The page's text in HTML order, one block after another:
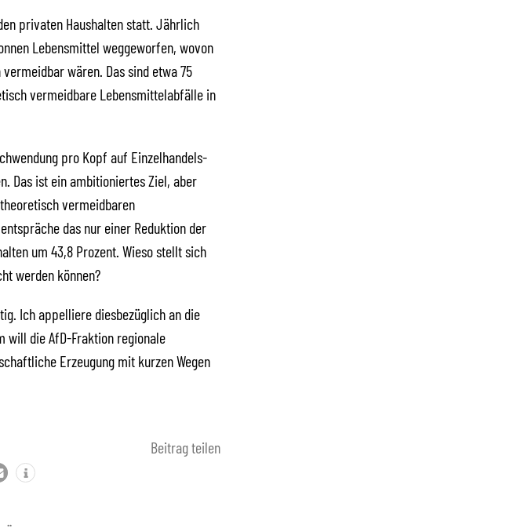
privaten Haushalten statt. Jährlich
Lebensmittel weggeworfen, wovon
wären. Das sind etwa 75
vermeidbare Lebensmittelabfälle in
pro Kopf auf Einzelhandels-
Das ist ein ambitioniertes Ziel, aber
vermeidbaren
das nur einer Reduktion der
um 43,8 Prozent. Wieso stellt sich
werden können?
Ich appelliere diesbezüglich an die
will die AfD-Fraktion regionale
Erzeugung mit kurzen Wegen
Beitrag teilen